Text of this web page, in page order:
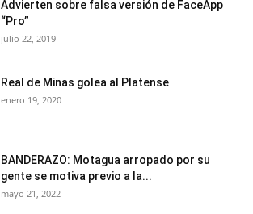
Advierten sobre falsa versión de FaceApp
“Pro”
julio 22, 2019
Real de Minas golea al Platense
enero 19, 2020
BANDERAZO: Motagua arropado por su
gente se motiva previo a la...
mayo 21, 2022